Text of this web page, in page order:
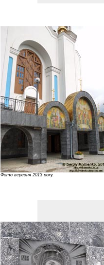
Фото вересня 2013 року.